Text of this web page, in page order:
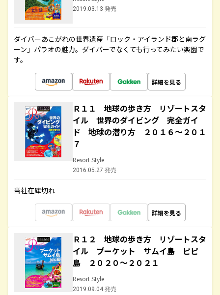
2019.03.13 発売
ダイバーあこがれの世界遺産「ロック・アイランド郡と南ラグ
ーン」パラオの魅力。ダイバーでなくても行ってみたい楽園で
す。
詳細を見る
Ｒ１１ 地球の歩き方 リゾートスタ
イル 世界のダイビング 完全ガイ
ド 地球の潜り方 ２０１６～２０１
７
Resort Style
2016.05.27 発売
当社在庫切れ
詳細を見る
Ｒ１２ 地球の歩き方 リゾートスタ
イル プーケット サムイ島 ピピ
島 ２０２０～２０２１
Resort Style
2019.09.04 発売